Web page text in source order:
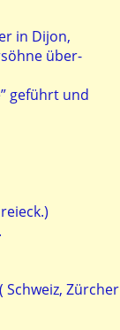
in Dijon,
über-
geführt und
Zürcher